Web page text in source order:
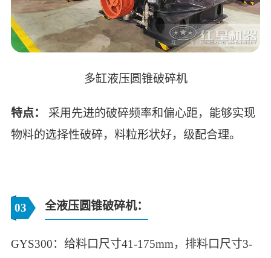
多缸液压圆锥破碎机
特点：
采用先进的破碎频率和偏心距，能够实现
物料的选择性破碎，料粒形状好，级配合理。
03 ‌全液压圆锥破碎机‌：
GYS300：给料口尺寸41-175mm，排料口尺寸3-